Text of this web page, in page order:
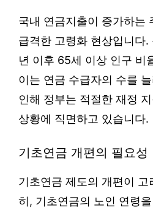
국내 연금지출이 증가하는
급격한 고령화 현상입니다
년 이후 65세 이상 인구 비
이는 연금 수급자의 수를
인해 정부는 적절한 재정
상황에 직면하고 있습니다.
기초연금 개편의 필요성
기초연금 제도의 개편이
히, 기초연금의 노인 연령